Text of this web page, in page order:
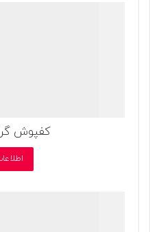
کفپوش